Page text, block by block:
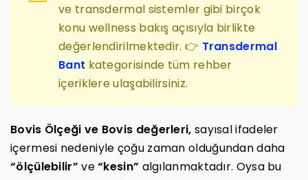
ve transdermal sistemler gibi birçok
konu wellness bakış açısıyla birlikte
değerlendirilmektedir. 👉 Transdermal
Bant kategorisinde tüm rehber
içeriklere ulaşabilirsiniz.
Bovis Ölçeği ve Bovis değerleri, sayısal ifadeler
içermesi nedeniyle çoğu zaman olduğundan daha
“ölçülebilir” ve“kesin” algılanmaktadır. Oysa bu